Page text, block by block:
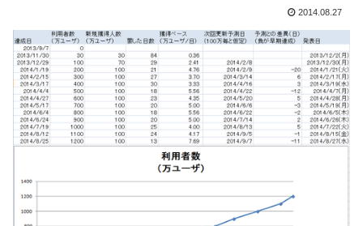
2014.08.27